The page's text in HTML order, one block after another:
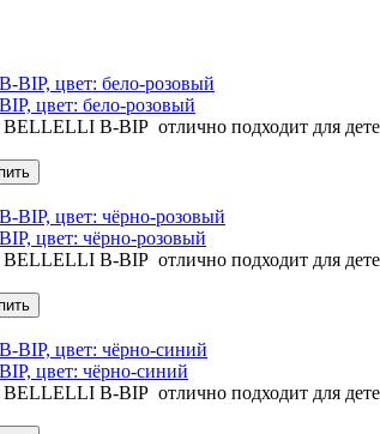
цвет: бело-розовый
B-BIP отлично подходит для
цвет: чёрно-розовый
B-BIP отлично подходит для
цвет: чёрно-синий
B-BIP отлично подходит для